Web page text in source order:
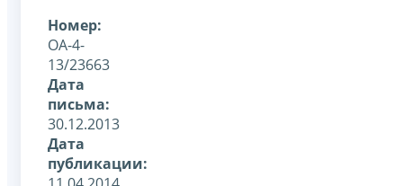
Номер:
ОА-4-
13/23663
Дата
письма:
30.12.2013
Дата
публикации: